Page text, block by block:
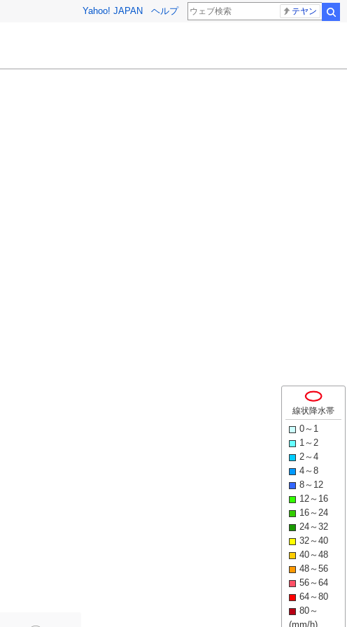
Yahoo! JAPAN ヘルプ テヤン
線状降水帯
0～1
1～2
2～4
4～8
8～12
12～16
16～24
24～32
32～40
40～48
48～56
56～64
64～80
80～
(mm/h)